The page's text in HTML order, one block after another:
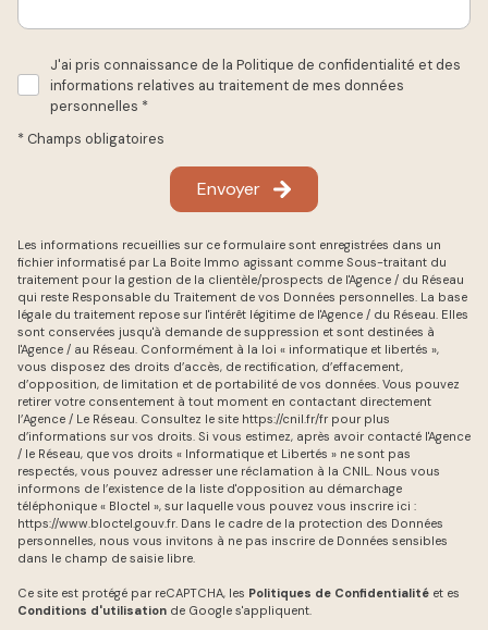
J'ai pris connaissance de la Politique de confidentialité et des
informations relatives au traitement de mes données
personnelles *
* Champs obligatoires
Envoyer
Les informations recueillies sur ce formulaire sont enregistrées dans un
fichier informatisé par La Boite Immo agissant comme Sous-traitant du
traitement pour la gestion de la clientèle/prospects de l'Agence / du Réseau
qui reste Responsable du Traitement de vos Données personnelles. La base
légale du traitement repose sur l'intérêt légitime de l'Agence / du Réseau. Elles
sont conservées jusqu'à demande de suppression et sont destinées à
l'Agence / au Réseau. Conformément à la loi « informatique et libertés »,
vous disposez des droits d’accès, de rectification, d’effacement,
d’opposition, de limitation et de portabilité de vos données. Vous pouvez
retirer votre consentement à tout moment en contactant directement
l’Agence / Le Réseau. Consultez le site https://cnil.fr/fr pour plus
d’informations sur vos droits. Si vous estimez, après avoir contacté l'Agence
/ le Réseau, que vos droits « Informatique et Libertés » ne sont pas
respectés, vous pouvez adresser une réclamation à la CNIL. Nous vous
informons de l’existence de la liste d'opposition au démarchage
téléphonique « Bloctel », sur laquelle vous pouvez vous inscrire ici :
https://www.bloctel.gouv.fr. Dans le cadre de la protection des Données
personnelles, nous vous invitons à ne pas inscrire de Données sensibles
dans le champ de saisie libre.
Ce site est protégé par reCAPTCHA, les Politiques de Confidentialité et es
Conditions d'utilisation de Google s'appliquent.